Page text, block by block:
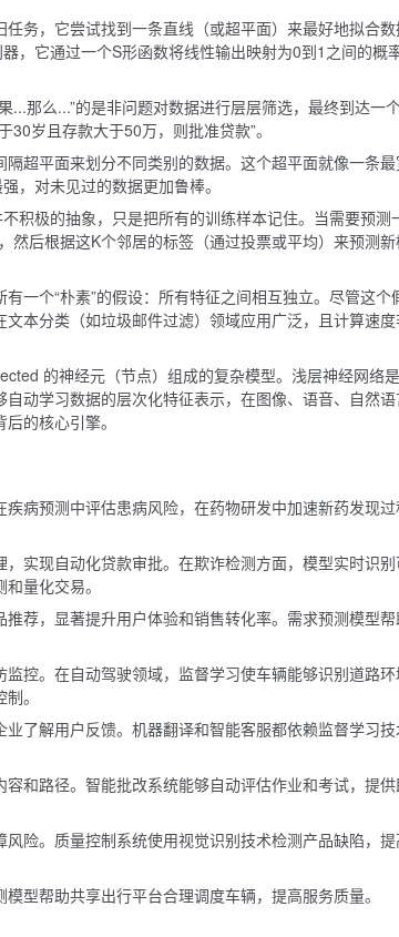
务，它尝试找到一条直线（或超平面）来最好地拟合
，它通过一个S形函数将线性输出映射为0到1之间的概
...那么...”的是非问题对数据进行层层筛选，最终到达一
岁且存款大于50万，则批准贷款”。
超平面来划分不同类别的数据。这个超平面就像一条最
，对未见过的数据更加鲁棒。
积极的抽象，只是把所有的训练样本记住。当需要预测
然后根据这K个邻居的标签（通过投票或平均）来预测
一个“朴素”的假设：所有特征之间相互独立。尽管这个
本分类（如垃圾邮件过滤）领域应用广泛，且计算速度
的神经元（节点）组成的复杂模型。浅层神经网络
动学习数据的层次化特征表示，在图像、语音、自然语
的核心引擎。
病预测中评估患病风险，在药物研发中加速新药发现过
实现自动化贷款审批。在欺诈检测方面，模型实时识
量化交易。
荐，显著提升用户体验和销售转化率。需求预测模型
控。在自动驾驶领域，监督学习使车辆能够识别道路环
。
了解用户反馈。机器翻译和智能客服都依赖监督学习
和路径。智能批改系统能够自动评估作业和考试，提
险。质量控制系统使用视觉识别技术检测产品缺陷，提
型帮助共享出行平台合理调度车辆，提高服务质量。